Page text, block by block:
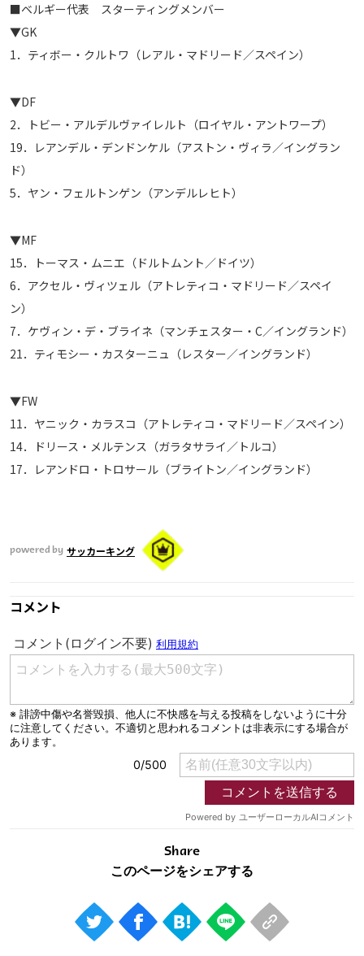
■ベルギー代表 スターティングメンバー
▼GK
1．ティボー・クルトワ（レアル・マドリード／スペイン）
▼DF
2．トビー・アルデルヴァイレルト（ロイヤル・アントワープ）
19．レアンデル・デンドンケル（アストン・ヴィラ／イングラン
ド）
5．ヤン・フェルトンゲン（アンデルレヒト）
▼MF
15．トーマス・ムニエ（ドルトムント／ドイツ）
6．アクセル・ヴィツェル（アトレティコ・マドリード／スペイ
ン）
7．ケヴィン・デ・ブライネ（マンチェスター・C／イングランド）
21．ティモシー・カスターニュ（レスター／イングランド）
▼FW
11．ヤニック・カラスコ（アトレティコ・マドリード／スペイン）
14．ドリース・メルテンス（ガラタサライ／トルコ）
17．レアンドロ・トロサール（ブライトン／イングランド）
powered by サッカーキング
コメント
Share